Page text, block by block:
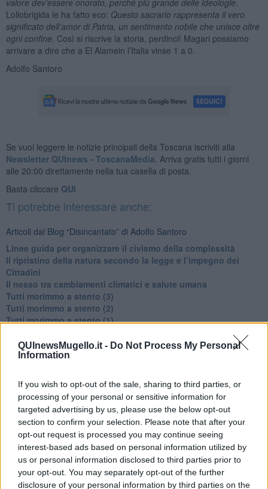
QUInewsMugello.it - Do Not Process My Personal
Information
If you wish to opt-out of the sale, sharing to third parties, or
processing of your personal or sensitive information for
targeted advertising by us, please use the below opt-out
section to confirm your selection. Please note that after your
opt-out request is processed you may continue seeing
interest-based ads based on personal information utilized by
us or personal information disclosed to third parties prior to
your opt-out. You may separately opt-out of the further
disclosure of your personal information by third parties on the
Lollobrigida le ha fatto eco: Questo sacrario rappresenta il vero
significato dell’amor di Patria, un sentimento nobile che unisce oltre
ogni confine . Così si riscrive la storia, perdinci! Magari possiamo
arrivare a dire che a El Alamein l’Italia vinse 1 a 0.
Adolfo Santoro
Se vuoi leggere le notizie principali della Toscana iscriviti alla
Newsletter QUInews - ToscanaMedia. Arriva gratis tutti i giorni
alle 20:00 direttamente nella tua casella di posta.
Basta cliccare QUI
Ti potrebbe interessare anche:
Articoli dal Blog “Disincantato” di Adolfo Santoro
​Linee guida per organizzare il civismo della complessità
​Il ripristino della natura secondo la legge e l’impegno dei
Cittadini
Il nesso tra cambiamenti climatici e salute umana
Tutti morimmo a stento (3)
Tutti morimmo a stento (2)
​Tutti morimmo a stento (1)
Un manuale essenziale per seguire il CORRIDOIO BLU
Il corridoio blu
​I costi dell’adeguamento al cold ironing
Alcune domande da esordiente agli esperti che decidono le
sorti dell’Elba
Verso il full electric a gestione pubblica dei traghetti​
​La Scienza dei Cittadini e i Cittadini per l’Aria
Trump e le sue guerre contro i deboli e contro la terra
​Le furbate elettorali della Meloni e la testardaggine
dell’opposizione
​Date loro l’Oscar al posto del Nobel per la Pace